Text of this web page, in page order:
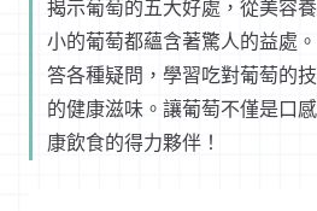
揭示葡萄的五大好處，從美容
小的葡萄都蘊含著驚人的益處
答各種疑問，學習吃對葡萄的
的健康滋味。讓葡萄不僅是口
康飲食的得力夥伴！